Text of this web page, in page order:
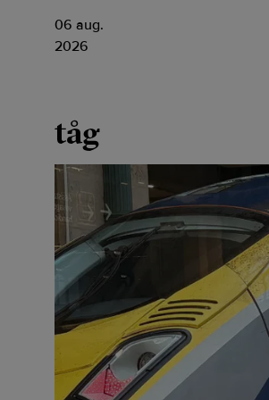
06 aug.
2026
tåg